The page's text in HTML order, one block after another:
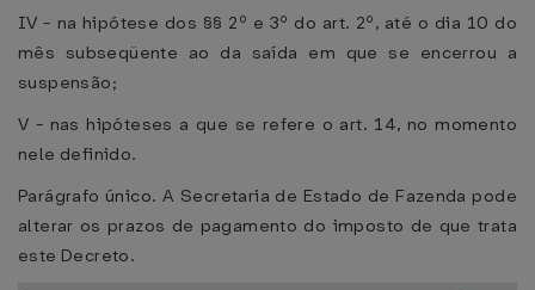
IV - na hipótese dos §§ 2º e 3º do art. 2º, até o dia 10 do
mês subseqüente ao da saída em que se encerrou a
suspensão;
V - nas hipóteses a que se refere o art. 14, no momento
nele definido.
Parágrafo único. A Secretaria de Estado de Fazenda pode
alterar os prazos de pagamento do imposto de que trata
este Decreto.